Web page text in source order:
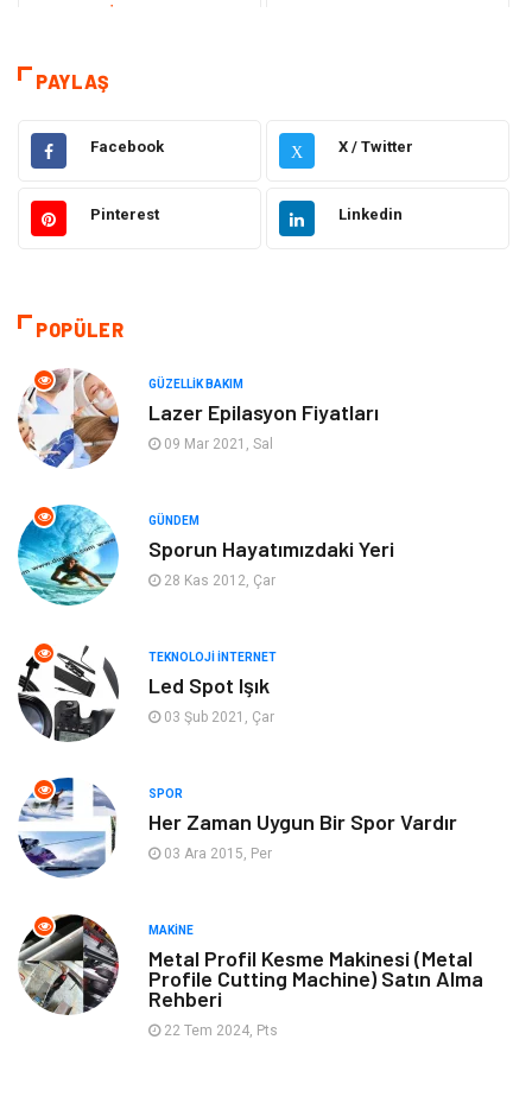
Hukuk
Dekorasyon Giyim
Otomotiv Güzellik Bakım
Makine
Gıda
Keyif Hobi
Anne Çocuk
Organizasyon Moda
Bilgisayar & Yazılım
Müzik
Spor
Turizm
Nakliye
Mobilya Finans Ekonomi
PAYLAŞ
Facebook X X / Twitter
Pinterest Linkedin
POPÜLER
GÜZELLIK BAKIM
Lazer Epilasyon Fiyatları
09 Mar 2021, Sal
GÜNDEM
Sporun Hayatımızdaki Yeri
28 Kas 2012, Çar
TEKNOLOJI İNTERNET
Led Spot Işık
03 Şub 2021, Çar
SPOR
Her Zaman Uygun Bir Spor Vardır
03 Ara 2015, Per
MAKINE
Metal Profil Kesme Makinesi (Metal
Profile Cutting Machine) Satın Alma
Rehberi
22 Tem 2024, Pts